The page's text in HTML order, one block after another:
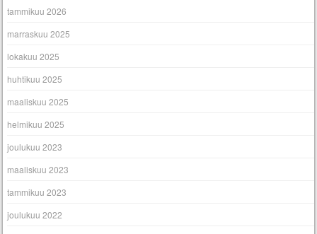
tammikuu 2026
marraskuu 2025
lokakuu 2025
huhtikuu 2025
maaliskuu 2025
helmikuu 2025
joulukuu 2023
maaliskuu 2023
tammikuu 2023
joulukuu 2022